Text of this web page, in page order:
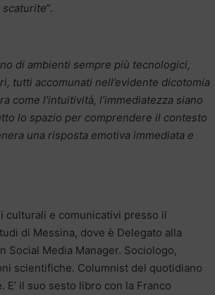
scaturite”.
di ambienti sempre più tecnologici,
tutti accomunati nell’evidente dicotomia
come l’intuitività, l’immediatezza siano
lo spazio per comprendere il contesto
una risposta emotiva immediata e
culturali e comunicativi presso il
di Messina, dove è Delegato alla
Social Media Manager. Sociologo,
scientifiche. Columnist del quotidiano
il suo sesto libro con la Franco